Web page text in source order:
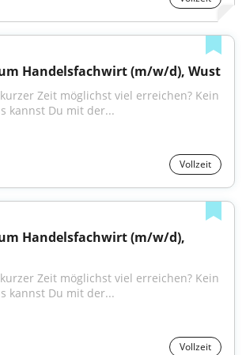
Handelsfachwirt (m/w/d), Wust
Zeit möglichst viel erreichen? Kein
kannst Du mit der...
Vollzeit
Handelsfachwirt (m/w/d),
Zeit möglichst viel erreichen? Kein
kannst Du mit der...
Vollzeit